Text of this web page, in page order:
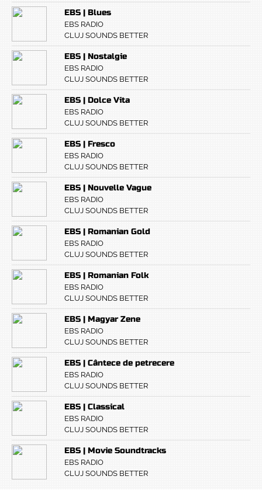
EBS | Blues
EBS RADIO
CLUJ SOUNDS BETTER
EBS | Nostalgie
EBS RADIO
CLUJ SOUNDS BETTER
EBS | Dolce Vita
EBS RADIO
CLUJ SOUNDS BETTER
EBS | Fresco
EBS RADIO
CLUJ SOUNDS BETTER
EBS | Nouvelle Vague
EBS RADIO
CLUJ SOUNDS BETTER
EBS | Romanian Gold
EBS RADIO
CLUJ SOUNDS BETTER
EBS | Romanian Folk
EBS RADIO
CLUJ SOUNDS BETTER
EBS | Magyar Zene
EBS RADIO
CLUJ SOUNDS BETTER
EBS | Cântece de petrecere
EBS RADIO
CLUJ SOUNDS BETTER
EBS | Classical
EBS RADIO
CLUJ SOUNDS BETTER
EBS | Movie Soundtracks
EBS RADIO
CLUJ SOUNDS BETTER